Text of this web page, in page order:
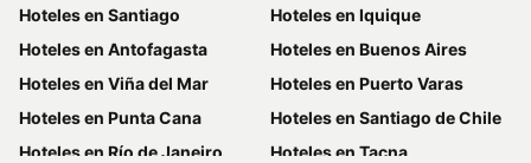
Hoteles en Santiago
Hoteles en Iquique
Hoteles en Antofagasta
Hoteles en Buenos Aires
Hoteles en Viña del Mar
Hoteles en Puerto Varas
Hoteles en Punta Cana
Hoteles en Santiago de Chile
Hoteles en Río de Janeiro
Hoteles en Tacna